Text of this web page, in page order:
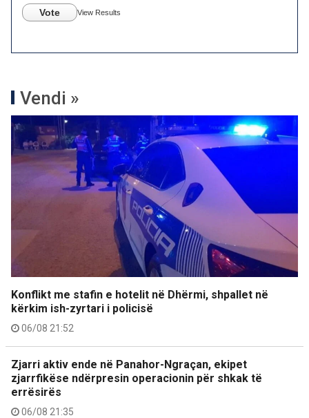
Vote View Results
Vendi »
Konflikt me stafin e hotelit në Dhërmi, shpallet në
kërkim ish-zyrtari i policisë
06/08 21:52
Zjarri aktiv ende në Panahor-Ngraçan, ekipet
zjarrfikëse ndërpresin operacionin për shkak të
errësirës
06/08 21:35